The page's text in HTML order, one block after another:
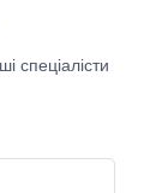
спеціалісти